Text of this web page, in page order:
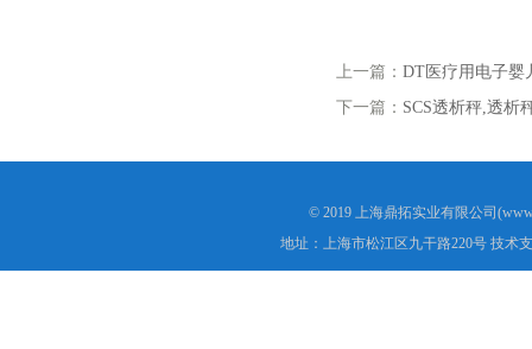
上一篇： DT医疗用电子婴
下一篇： SCS透析秤,透析
© 2019 上海鼎拓实业有限公司
地址：上海市松江区九干路220号 技术